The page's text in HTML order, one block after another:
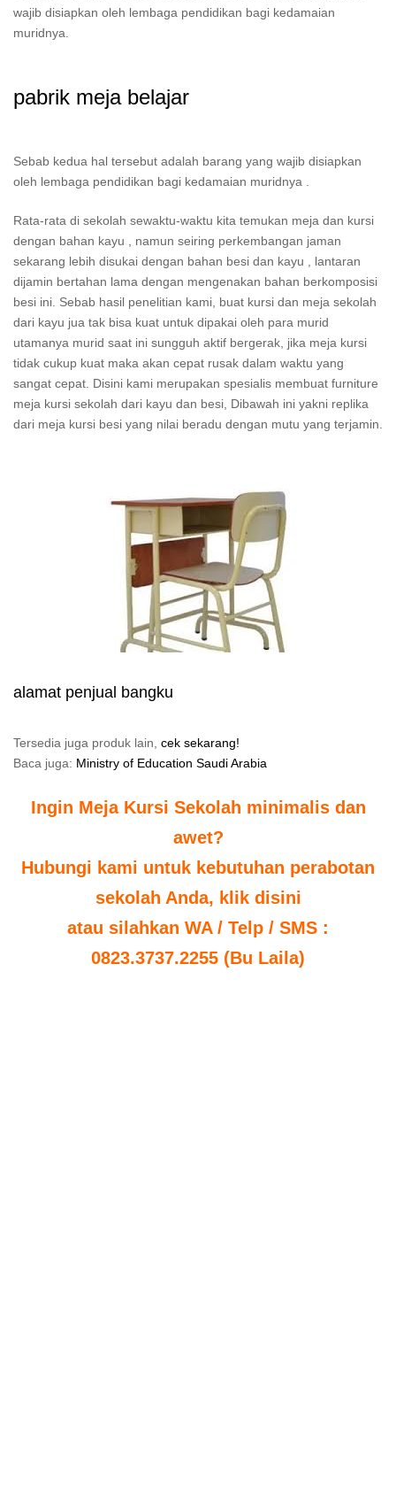
wajib disiapkan oleh lembaga pendidikan bagi kedamaian
muridnya.
pabrik meja belajar
Sebab kedua hal tersebut adalah barang yang wajib disiapkan
oleh lembaga pendidikan bagi kedamaian muridnya .
Rata-rata di sekolah sewaktu-waktu kita temukan meja dan kursi
dengan bahan kayu , namun seiring perkembangan jaman
sekarang lebih disukai dengan bahan besi dan kayu , lantaran
dijamin bertahan lama dengan mengenakan bahan berkomposisi
besi ini. Sebab hasil penelitian kami, buat kursi dan meja sekolah
dari kayu jua tak bisa kuat untuk dipakai oleh para murid
utamanya murid saat ini sungguh aktif bergerak, jika meja kursi
tidak cukup kuat maka akan cepat rusak dalam waktu yang
sangat cepat. Disini kami merupakan spesialis membuat furniture
meja kursi sekolah dari kayu dan besi, Dibawah ini yakni replika
dari meja kursi besi yang nilai beradu dengan mutu yang terjamin.
alamat penjual bangku
Tersedia juga produk lain, cek sekarang!
Baca juga: Ministry of Education Saudi Arabia
Ingin Meja Kursi Sekolah minimalis dan
awet?
Hubungi kami untuk kebutuhan perabotan
sekolah Anda, klik disini
atau silahkan WA / Telp / SMS :
0823.3737.2255 (Bu Laila)